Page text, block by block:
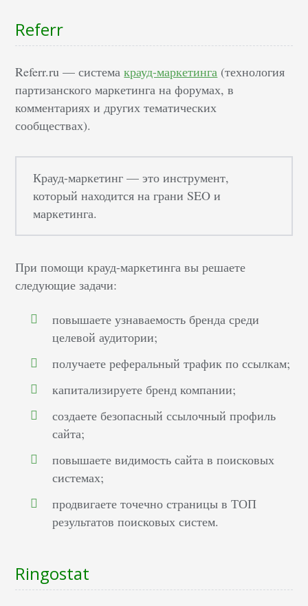
Referr
Referr.ru — системакрауд-маркетинга (технология
партизанского маркетинга на форумах, в
комментариях и других тематических
сообществах).
Крауд-маркетинг — это инструмент,
который находится на грани SEO и
маркетинга.
При помощи крауд-маркетинга вы решаете
следующие задачи:
повышаете узнаваемость бренда среди
целевой аудитории;
получаете реферальный трафик по ссылкам;
капитализируете бренд компании;
создаете безопасный ссылочный профиль
сайта;
повышаете видимость сайта в поисковых
системах;
продвигаете точечно страницы в ТОП
результатов поисковых систем.
Ringostat